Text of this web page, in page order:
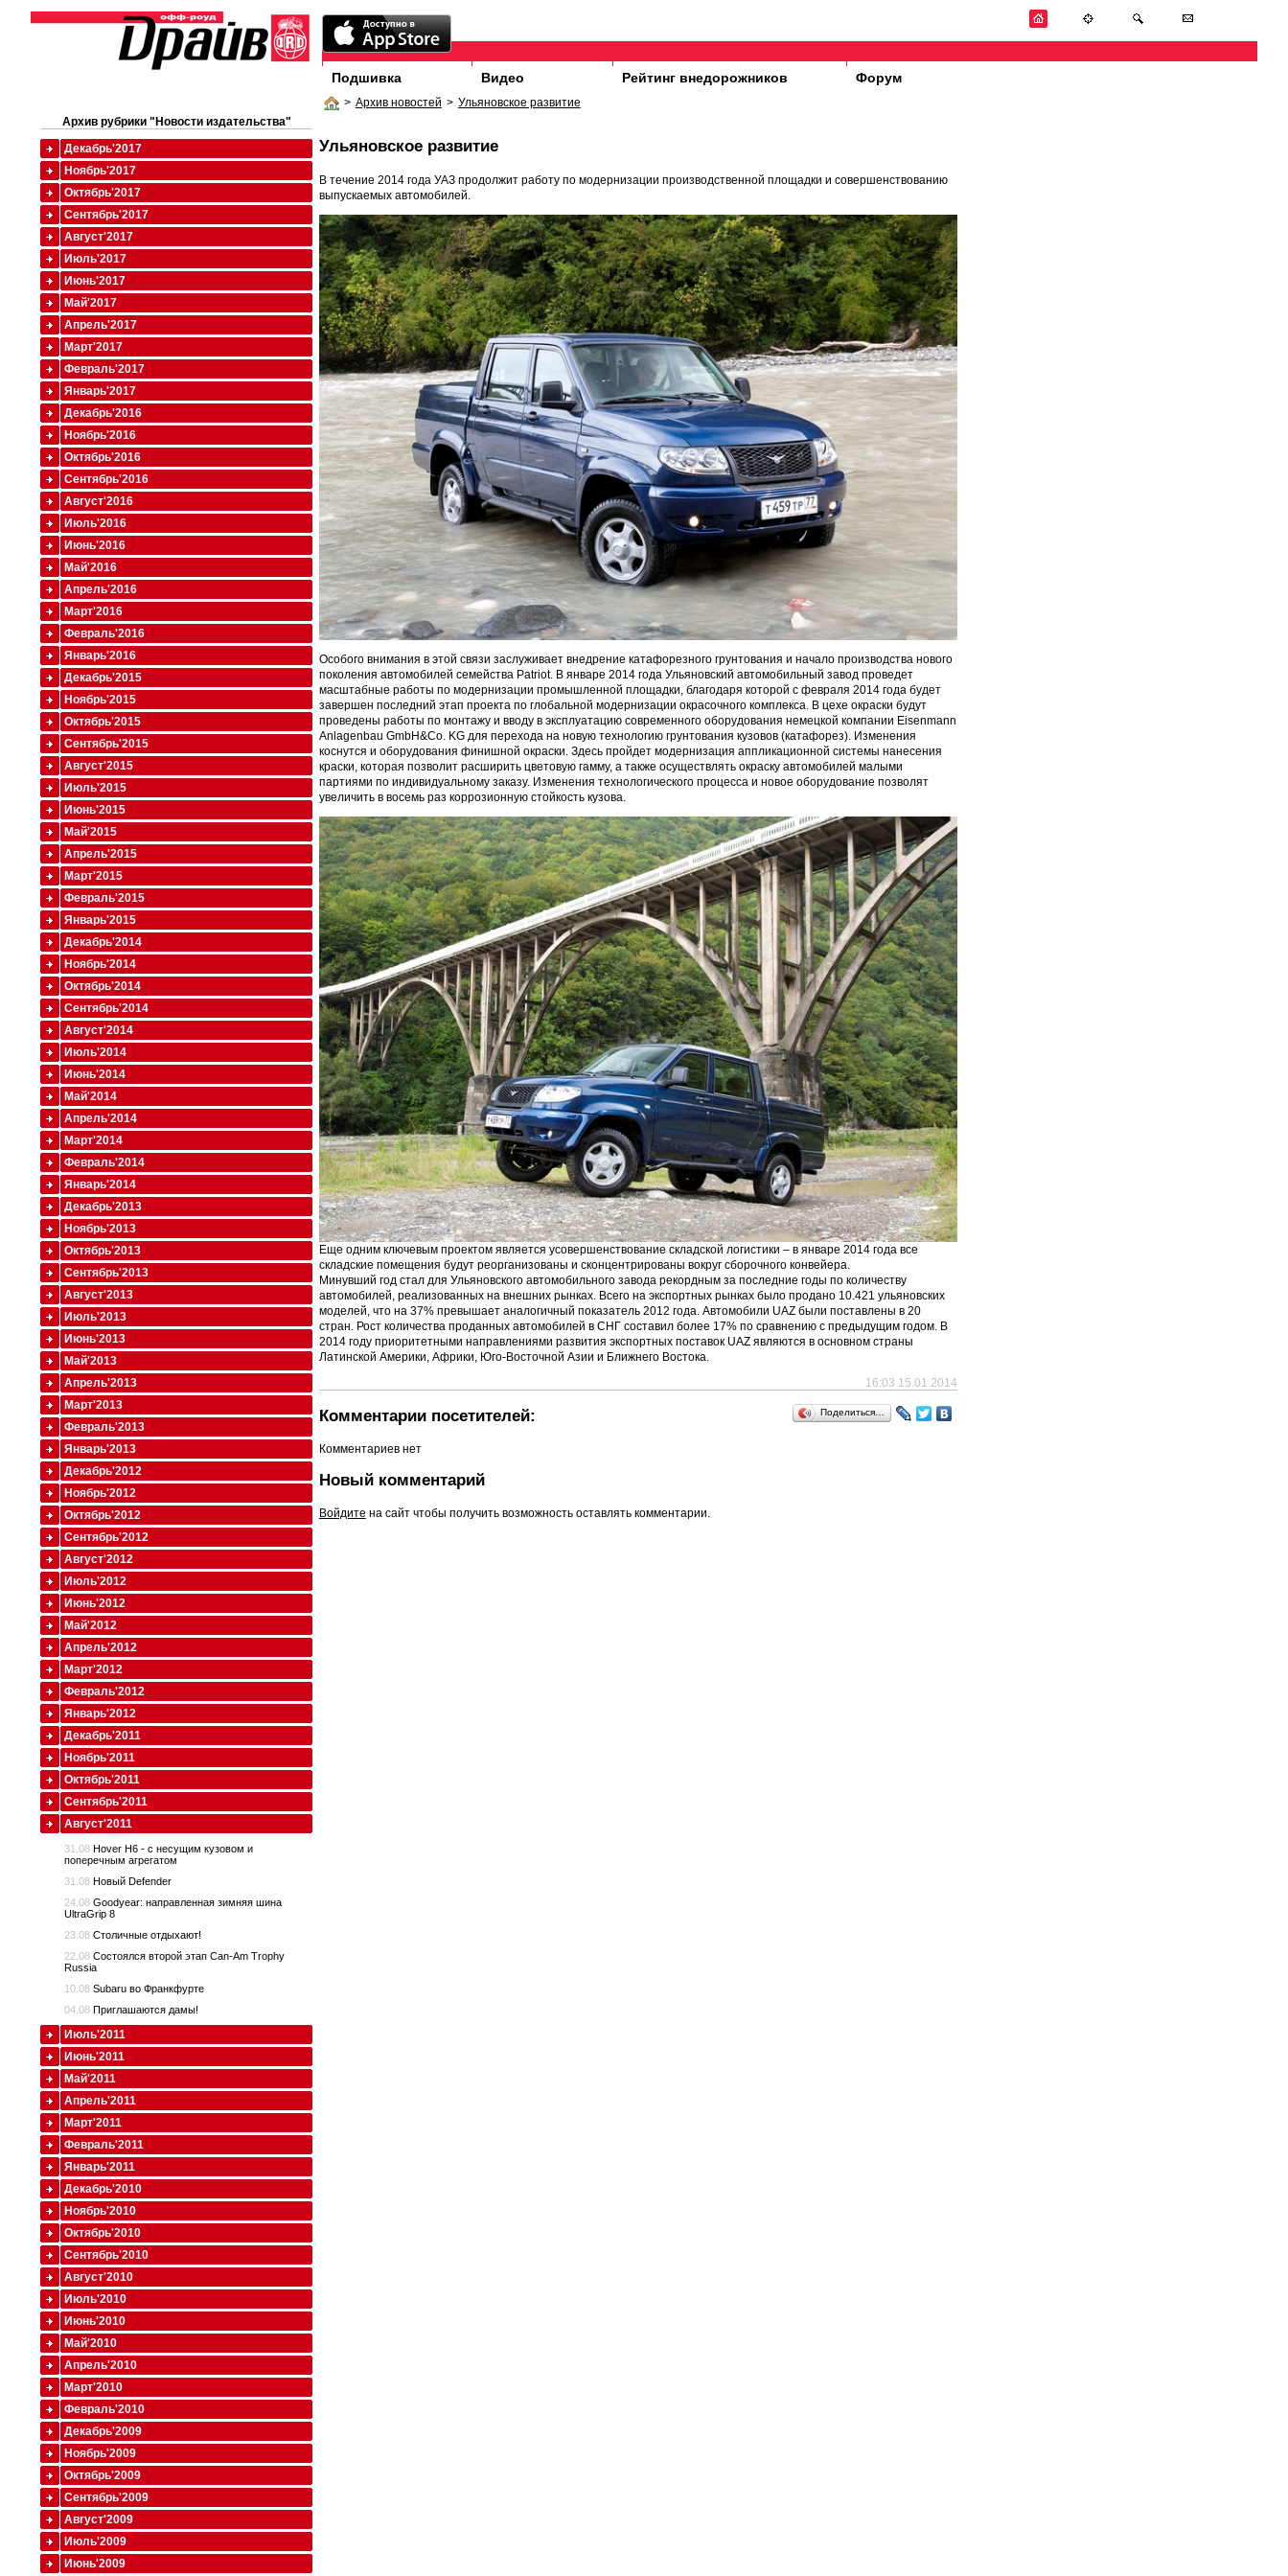
Подшивка Видео Рейтинг внедорожников Форум
> Архив новостей > Ульяновское развитие
Ульяновское развитие
В течение 2014 года УАЗ продолжит работу по модернизации производственной площадки и совершенствованию
выпускаемых автомобилей.
Особого внимания в этой связи заслуживает внедрение катафорезного грунтования и начало производства нового
поколения автомобилей семейства Patriot. В январе 2014 года Ульяновский автомобильный завод проведет
масштабные работы по модернизации промышленной площадки, благодаря которой с февраля 2014 года будет
завершен последний этап проекта по глобальной модернизации окрасочного комплекса. В цехе окраски будут
проведены работы по монтажу и вводу в эксплуатацию современного оборудования немецкой компании Eisenmann
Anlagenbau GmbH&Co. KG для перехода на новую технологию грунтования кузовов (катафорез). Изменения
коснутся и оборудования финишной окраски. Здесь пройдет модернизация аппликационной системы нанесения
краски, которая позволит расширить цветовую гамму, а также осуществлять окраску автомобилей малыми
партиями по индивидуальному заказу. Изменения технологического процесса и новое оборудование позволят
увеличить в восемь раз коррозионную стойкость кузова.
Еще одним ключевым проектом является усовершенствование складской логистики – в январе 2014 года все
складские помещения будут реорганизованы и сконцентрированы вокруг сборочного конвейера.
Минувший год стал для Ульяновского автомобильного завода рекордным за последние годы по количеству
автомобилей, реализованных на внешних рынках. Всего на экспортных рынках было продано 10.421 ульяновских
моделей, что на 37% превышает аналогичный показатель 2012 года. Автомобили UAZ были поставлены в 20
стран. Рост количества проданных автомобилей в СНГ составил более 17% по сравнению с предыдущим годом. В
2014 году приоритетными направлениями развития экспортных поставок UAZ являются в основном страны
Латинской Америки, Африки, Юго-Восточной Азии и Ближнего Востока.
16:03 15.01.2014
Поделиться…
Комментарии посетителей:
Комментариев нет
Новый комментарий
Войдите на сайт чтобы получить возможность оставлять комментарии.
Архив рубрики "Новости издательства"
Декабрь'2017
Ноябрь'2017
Октябрь'2017
Сентябрь'2017
Август'2017
Июль'2017
Июнь'2017
Май'2017
Апрель'2017
Март'2017
Февраль'2017
Январь'2017
Декабрь'2016
Ноябрь'2016
Октябрь'2016
Сентябрь'2016
Август'2016
Июль'2016
Июнь'2016
Май'2016
Апрель'2016
Март'2016
Февраль'2016
Январь'2016
Декабрь'2015
Ноябрь'2015
Октябрь'2015
Сентябрь'2015
Август'2015
Июль'2015
Июнь'2015
Май'2015
Апрель'2015
Март'2015
Февраль'2015
Январь'2015
Декабрь'2014
Ноябрь'2014
Октябрь'2014
Сентябрь'2014
Август'2014
Июль'2014
Июнь'2014
Май'2014
Апрель'2014
Март'2014
Февраль'2014
Январь'2014
Декабрь'2013
Ноябрь'2013
Октябрь'2013
Сентябрь'2013
Август'2013
Июль'2013
Июнь'2013
Май'2013
Апрель'2013
Март'2013
Февраль'2013
Январь'2013
Декабрь'2012
Ноябрь'2012
Октябрь'2012
Сентябрь'2012
Август'2012
Июль'2012
Июнь'2012
Май'2012
Апрель'2012
Март'2012
Февраль'2012
Январь'2012
Декабрь'2011
Ноябрь'2011
Октябрь'2011
Сентябрь'2011
Август'2011
31.08 Hover H6 - с несущим кузовом и
поперечным агрегатом
31.08 Новый Defender
24.08 Goodyear: направленная зимняя шина
UltraGrip 8
23.08 Столичные отдыхают!
22.08 Состоялся второй этап Can-Am Trophy
Russia
10.08 Subaru во Франкфурте
04.08 Приглашаются дамы!
Июль'2011
Июнь'2011
Май'2011
Апрель'2011
Март'2011
Февраль'2011
Январь'2011
Декабрь'2010
Ноябрь'2010
Октябрь'2010
Сентябрь'2010
Август'2010
Июль'2010
Июнь'2010
Май'2010
Апрель'2010
Март'2010
Февраль'2010
Декабрь'2009
Ноябрь'2009
Октябрь'2009
Сентябрь'2009
Август'2009
Июль'2009
Июнь'2009